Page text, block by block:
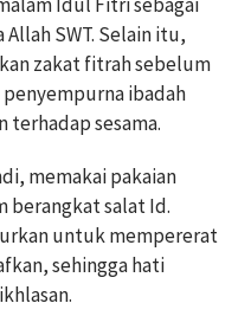
SWT. Selain itu,
zakat fitrah sebelum
penyempurna ibadah
sesama.
memakai pakaian
berangkat salat Id.
untuk mempererat
sehingga hati